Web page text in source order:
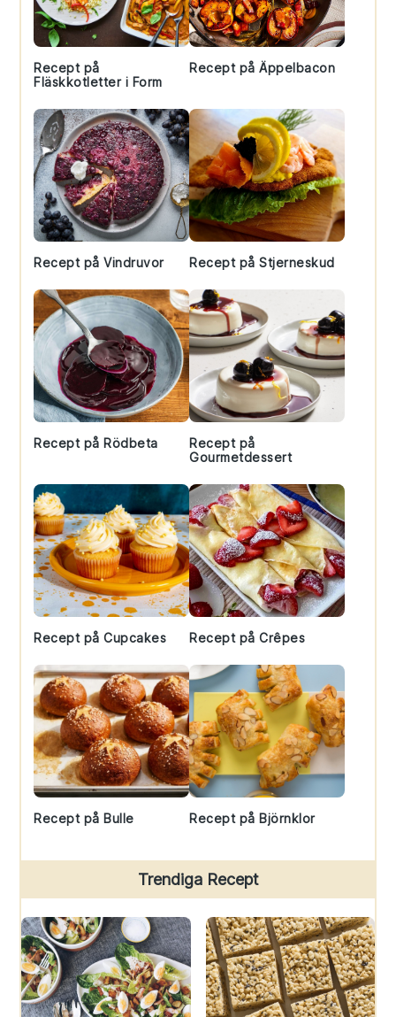
Recept på
Fläskkotletter i Form
Recept på Äppelbacon
Recept på Vindruvor Recept på Stjerneskud
Recept på Rödbeta
Recept på
Gourmetdessert
Recept på Cupcakes Recept på Crêpes
Recept på Bulle Recept på Björnklor
Trendiga Recept